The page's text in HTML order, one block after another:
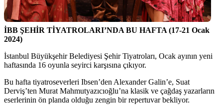
İBB ŞEHİR TİYATROLARI’NDA BU HAFTA (17-21 Ocak
2024)
İstanbul Büyükşehir Belediyesi Şehir Tiyatroları, Ocak ayının yeni
haftasında 16 oyunla seyirci karşısına çıkıyor.
Bu hafta tiyatroseverleri Ibsen’den Alexander Galin’e, Suat
Derviş’ten Murat Mahmutyazıcıoğlu’na klasik ve çağdaş yazarların
eserlerinin ön planda olduğu zengin bir repertuvar bekliyor.